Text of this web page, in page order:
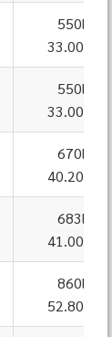
550lpm
33.00m³/
550lpm
33.00m³/
670lpm
40.20m³/
683lpm
41.00m³/
860lpm
52.80m³/